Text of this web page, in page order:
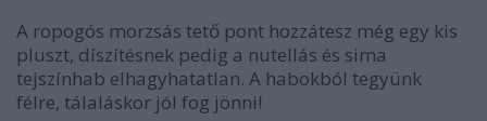
A ropogós morzsás tető pont hozzátesz még egy kis
pluszt, díszítésnek pedig a nutellás és sima
tejszínhab elhagyhatatlan. A habokból tegyünk
félre, tálaláskor jól fog jönni!